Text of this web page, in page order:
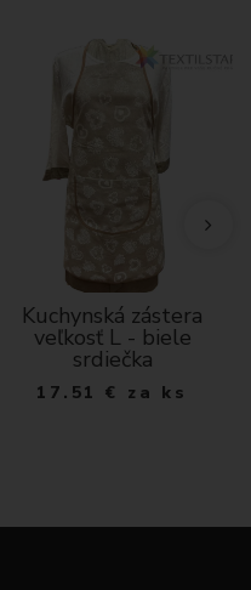
Kuchynská zástera
veľkosť L - biele
srdiečka
17.51 € za ks